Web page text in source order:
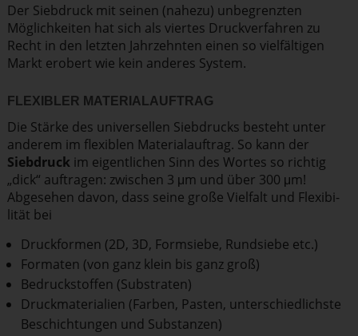
Der Siebdruck mit seinen (nahezu) unbegrenzten
Möglich­keiten hat sich als viertes Druck­ver­fahren zu
Recht in den letzten Jahrzehnten einen so vielfäl­tigen
Markt erobert wie kein anderes System.
FLEXIBLER MATERI­AL­AUFTRAG
Die Stärke des univer­sellen Siebdrucks besteht unter
anderem im flexiblen Materi­al­auftrag. So kann der
Siebdruck im eigent­lichen Sinn des Wortes so richtig
„dick“ auftragen: zwischen 3 μm und über 300 μm!
Abgesehen davon, dass seine große Vielfalt und Flexi­bi­
lität bei
Druckformen (2D, 3D, Formsiebe, Rundsiebe etc.)
Formaten (von ganz klein bis ganz groß)
Bedruckstoffen (Substraten)
Druckmaterialien (Farben, Pasten, unterschiedlichste
Beschichtungen und Substanzen)